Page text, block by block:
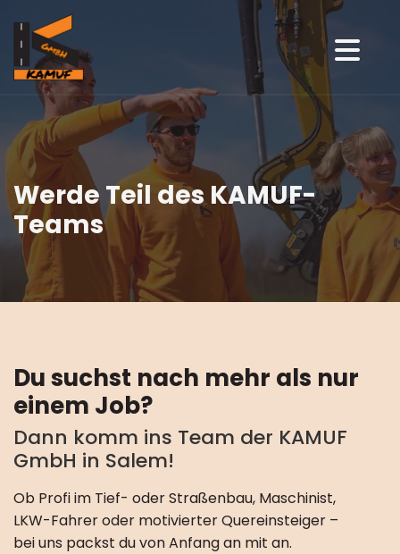
Werde Teil des KAMUF-
Teams
Du suchst nach mehr als nur
einem Job?
Dann komm ins Team der KAMUF
GmbH in Salem!
Ob Profi im Tief- oder Straßenbau, Maschinist,
LKW-Fahrer oder motivierter Quereinsteiger –
bei uns packst du von Anfang an mit an.